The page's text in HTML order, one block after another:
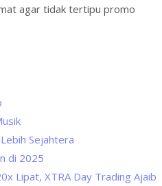
agar tidak tertipu promo
Sejahtera
di 2025
Lipat, XTRA Day Trading Ajaib